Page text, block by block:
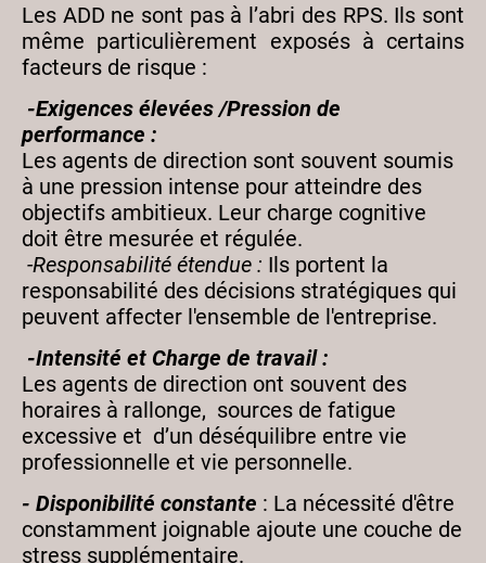
Les ADD ne sont pas à l’abri des RPS. Ils sont
même particulièrement exposés à certains
facteurs de risque :
-Exigences élevées /Pression de
performance :
Les agents de direction sont souvent soumis
à une pression intense pour atteindre des
objectifs ambitieux. Leur charge cognitive
doit être mesurée et régulée.
-Responsabilité étendue : Ils portent la
responsabilité des décisions stratégiques qui
peuvent affecter l'ensemble de l'entreprise.
-Intensité et Charge de travail :
Les agents de direction ont souvent des
horaires à rallonge, sources de fatigue
excessive et d’un déséquilibre entre vie
professionnelle et vie personnelle.
- Disponibilité constante : La nécessité d'être
constamment joignable ajoute une couche de
stress supplémentaire.